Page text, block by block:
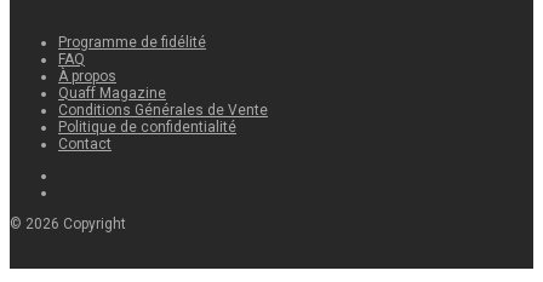
Programme de fidélité
FAQ
À propos
Quaff Magazine
Conditions Générales de Vente
Politique de confidentialité
Contact
© 2026 Copyright